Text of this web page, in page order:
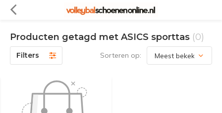
Producten getagd met ASICS sporttas (0)
Filters Sorteren op: